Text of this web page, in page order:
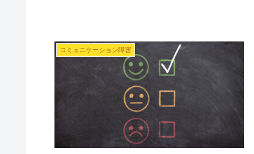
コミュニケーション障害